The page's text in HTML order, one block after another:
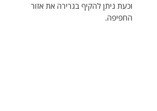
וכעת ניתן להקיף בגרירה את אזור
החפיפה.